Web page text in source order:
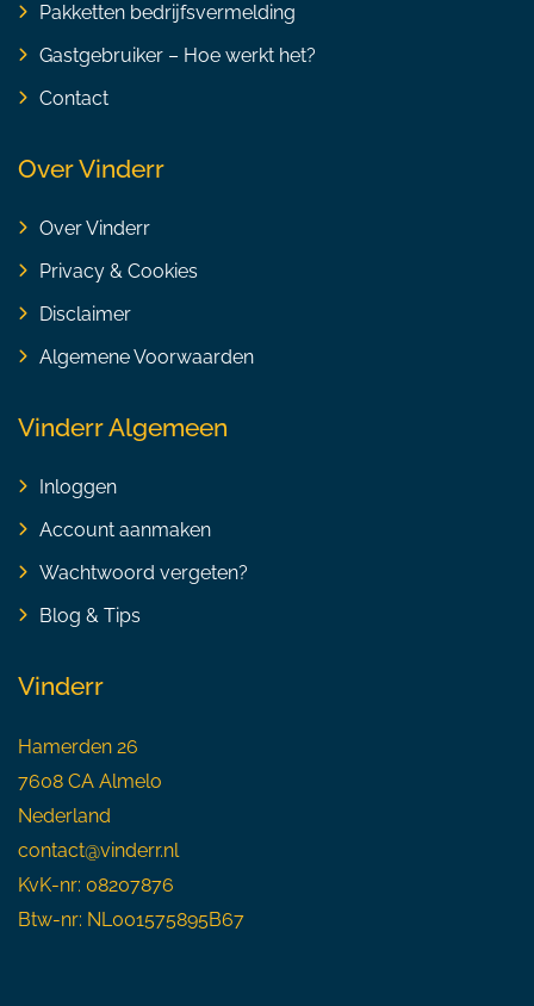
Pakketten bedrijfsvermelding
Gastgebruiker – Hoe werkt het?
Contact
Over Vinderr
Over Vinderr
Privacy & Cookies
Disclaimer
Algemene Voorwaarden
Vinderr Algemeen
Inloggen
Account aanmaken
Wachtwoord vergeten?
Blog & Tips
Vinderr
Hamerden 26
7608 CA Almelo
Nederland
contact@vinderr.nl
KvK-nr: 08207876
Btw-nr: NL001575895B67